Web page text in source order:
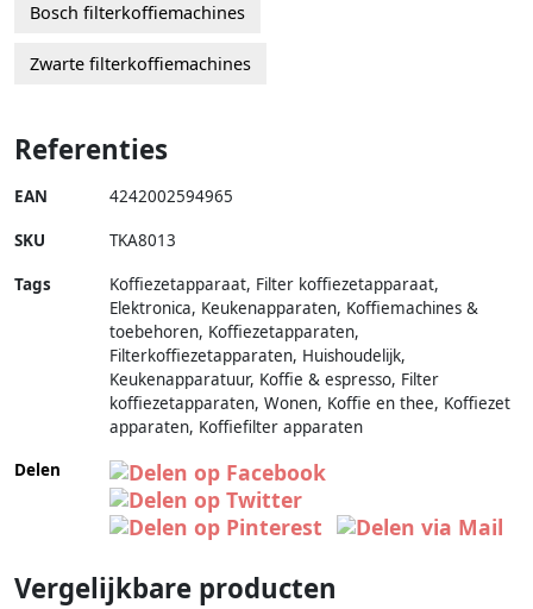
Bosch filterkoffiemachines
Zwarte filterkoffiemachines
Referenties
EAN 4242002594965
SKU TKA8013
Tags
Koffiezetapparaat, Filter koffiezetapparaat,
Elektronica, Keukenapparaten, Koffiemachines &
toebehoren, Koffiezetapparaten,
Filterkoffiezetapparaten, Huishoudelijk,
Keukenapparatuur, Koffie & espresso, Filter
koffiezetapparaten, Wonen, Koffie en thee, Koffiezet
apparaten, Koffiefilter apparaten
Delen
Vergelijkbare producten